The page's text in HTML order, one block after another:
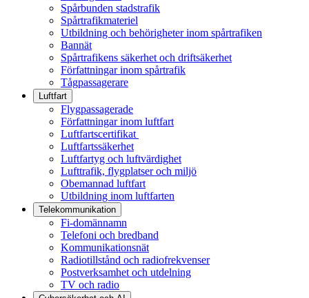
Spårbunden stadstrafik
Spårtrafikmateriel
Utbildning och behörigheter inom spårtrafiken
Bannät
Spårtrafikens säkerhet och driftsäkerhet
Författningar inom spårtrafik
Tågpassagerare
Luftfart
Flygpassagerade
Författningar inom luftfart
Luftfartscertifikat
Luftfartssäkerhet
Luftfartyg och luftvärdighet
Lufttrafik, flygplatser och miljö
Obemannad luftfart
Utbildning inom luftfarten
Telekommunikation
Fi-domännamn
Telefoni och bredband
Kommunikationsnät
Radiotillstånd och radiofrekvenser
Postverksamhet och utdelning
TV och radio